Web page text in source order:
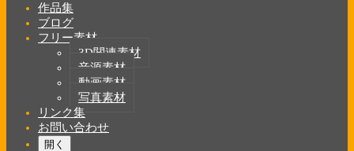
作品集
ブログ
フリー素材
3D関連素材
音源素材
動画素材
写真素材
リンク集
お問い合わせ
開く